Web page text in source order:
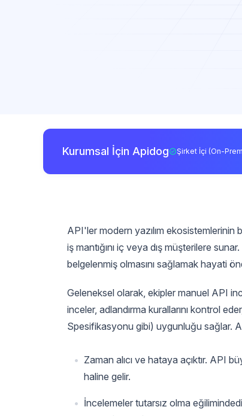
Kurumsal İçin Apidog Şirket İçi (On-
API'ler modern yazılım ekosistemlerinin
iş mantığını iç veya dış müşterilere
belgelenmiş olmasını sağlamak hayati
Geleneksel olarak, ekipler manuel API
inceler, adlandırma kurallarını kontrol
Spesifikasyonu gibi) uygunluğu sağlar.
Zaman alıcı ve hataya açıktır. API
haline gelir.
İncelemeler tutarsız olma